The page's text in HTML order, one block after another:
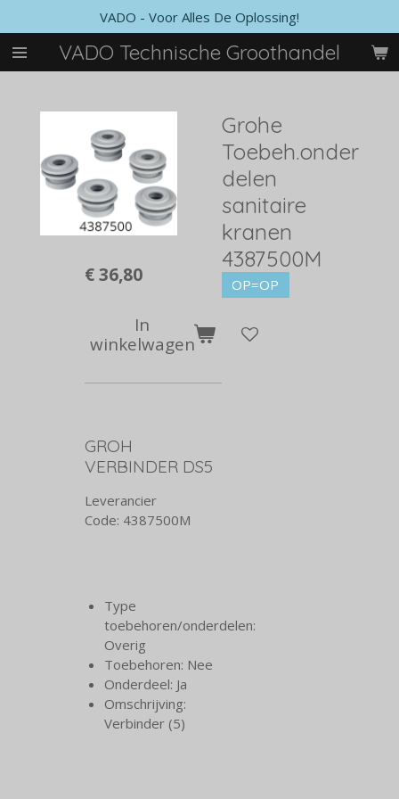
direct
naar
de
VADO Technische Groothandel
VADO - Voor Alles De Oplossing!
Grohe
Toebeh.onder
delen
sanitaire
kranen
4387500M
OP=OP
€ 36,80
In
winkelwagen
GROH
VERBINDER DS5
Leverancier
Code: 4387500M
Type
toebehoren/onderdelen:
Overig
Toebehoren: Nee
Onderdeel: Ja
Omschrijving:
Verbinder (5)